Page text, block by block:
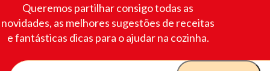
Queremos partilhar consigo todas as
novidades, as melhores sugestões de receitas
e fantásticas dicas para o ajudar na cozinha.